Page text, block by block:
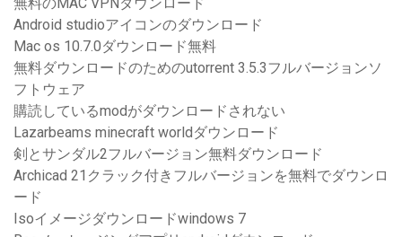
無料のMAC VPNダウンロード
Android studioアイコンのダウンロード
Mac os 10.7.0ダウンロード無料
無料ダウンロードのためのutorrent 3.5.3フルバージョンソ
フトウェア
購読しているmodがダウンロードされない
Lazarbeams minecraft worldダウンロード
剣とサンダル2フルバージョン無料ダウンロード
Archicad 21クラック付きフルバージョンを無料でダウンロ
ード
Isoイメージダウンロードwindows 7